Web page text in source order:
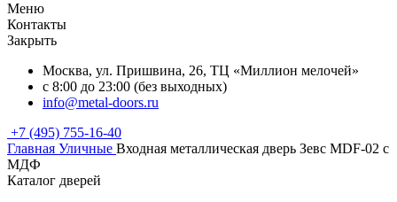
Меню
Контакты
Закрыть
Москва, ул. Пришвина, 26, ТЦ «Миллион мелочей»
с 8:00 до 23:00 (без выходных)
info@metal-doors.ru
+7 (495) 755-16-40
Главная Уличные Входная металлическая дверь Зевс MDF-02 с
МДФ
Каталог дверей